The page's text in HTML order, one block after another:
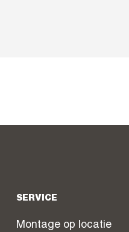
SERVICE
Montage op locatie